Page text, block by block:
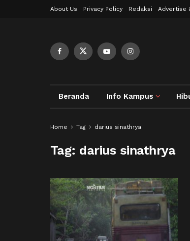
About Us Privacy Policy Redaksi Advertise
Beranda Info Kampus
Home Tag darius sinathrya
Tag: darius sinathrya